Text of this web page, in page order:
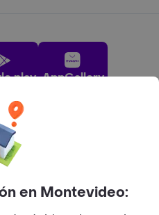
play AppGallery
de ti
en Montevideo: